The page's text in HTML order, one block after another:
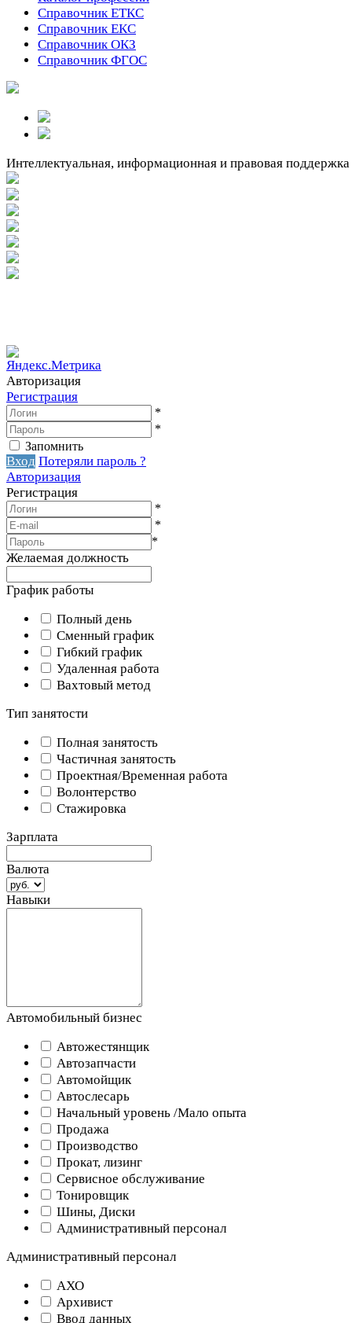
Справочник ЕТКС
Справочник ЕКС
Справочник ОКЗ
Справочник ФГОС
Интеллектуальная, информационная и правовая поддержка
Авторизация
Регистрация
*
*
Запомнить
Вход Потеряли пароль ?
Авторизация
Регистрация
*
*
*
Желаемая должность
График работы
Полный день
Сменный график
Гибкий график
Удаленная работа
Вахтовый метод
Тип занятости
Полная занятость
Частичная занятость
Проектная/Временная работа
Волонтерство
Стажировка
Зарплата
Валюта
Навыки
Автомобильный бизнес
Автожестянщик
Автозапчасти
Автомойщик
Автослесарь
Начальный уровень /Мало опыта
Продажа
Производство
Прокат, лизинг
Сервисное обслуживание
Тонировщик
Шины, Диски
Административный персонал
Административный персонал
АХО
Архивист
Ввод данных